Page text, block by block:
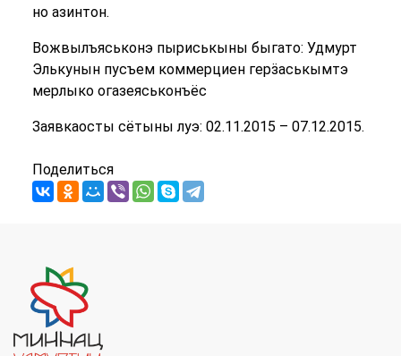
но азинтон.
Вожвылъяськонэ пыриськыны быгато: Удмурт
Элькунын пусъем коммерциен герӟаськымтэ
мерлыко огазеяськонъёс
Заявкаосты сётыны луэ: 02.11.2015 – 07.12.2015.
Поделиться